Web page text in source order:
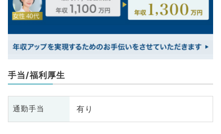
手当/福利厚生
通勤手当 有り